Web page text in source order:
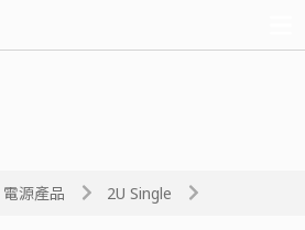
電源產品 2U Single